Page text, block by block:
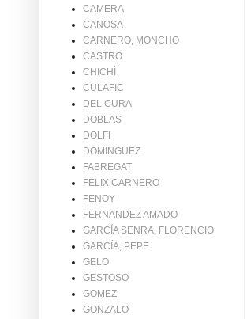
CAMERA
CANOSA
CARNERO, MONCHO
CASTRO
CHICHÍ
CULAFIC
DEL CURA
DOBLAS
DOLFI
DOMÍNGUEZ
FABREGAT
FELIX CARNERO
FENOY
FERNANDEZ AMADO
GARCÍA SENRA, FLORENCIO
GARCÍA, PEPE
GELO
GESTOSO
GOMEZ
GONZALO